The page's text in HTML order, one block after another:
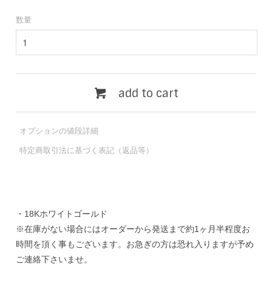
数量
add to cart
オプションの値段詳細
特定商取引法に基づく表記（返品等）
・18Kホワイトゴールド
※在庫がない場合にはオーダーから発送まで約1ヶ月半程度お
時間を頂く事もございます。お急ぎの方は恐れ入りますが予め
ご連絡下さいませ。